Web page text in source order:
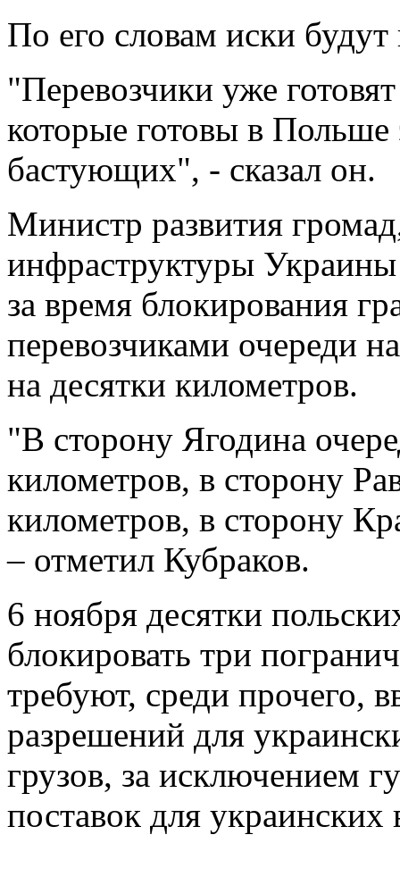
По его словам иски
"Перевозчики уже
которые готовы в Польше
бастующих", - сказал он.
Министр развития
инфраструктуры Украины
за время блокирования
перевозчиками очереди
на десятки километров.
"В сторону Ягодина
километров, в сторону
километров, в сторону
– отметил Кубраков.
6 ноября десятки
блокировать три
требуют, среди прочего,
разрешений для
грузов, за исключением
поставок для